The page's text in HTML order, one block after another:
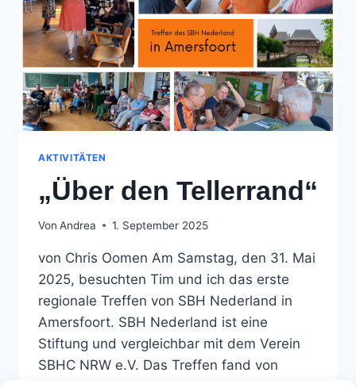
AKTIVITÄTEN
„Über den Tellerrand“
Von Andrea 1. September 2025
von Chris Oomen Am Samstag, den 31. Mai
2025, besuchten Tim und ich das erste
regionale Treffen von SBH Nederland in
Amersfoort. SBH Nederland ist eine
Stiftung und vergleichbar mit dem Verein
SBHC NRW e.V. Das Treffen fand von